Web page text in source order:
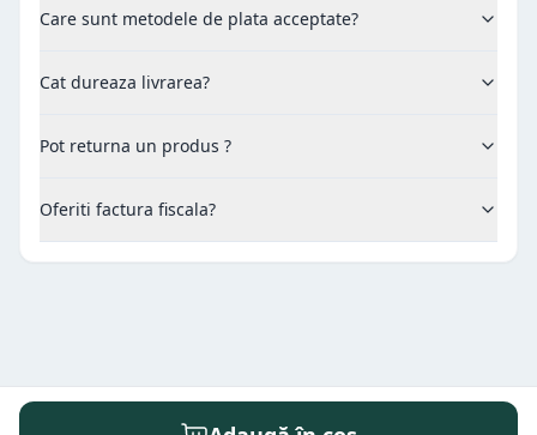
Care sunt metodele de plata acceptate?
Cat dureaza livrarea?
Pot returna un produs ?
Oferiti factura fiscala?